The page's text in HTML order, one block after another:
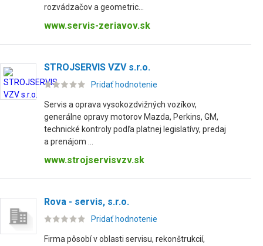
rozvádzačov a geometric...
www.servis-zeriavov.sk
STROJSERVIS VZV s.r.o.
Pridať hodnotenie
Servis a oprava vysokozdvižných vozíkov,
generálne opravy motorov Mazda, Perkins, GM,
technické kontroly podľa platnej legislatívy, predaj
a prenájom ...
www.strojservisvzv.sk
Rova - servis, s.r.o.
Pridať hodnotenie
Firma pôsobí v oblasti servisu, rekonštrukcií,